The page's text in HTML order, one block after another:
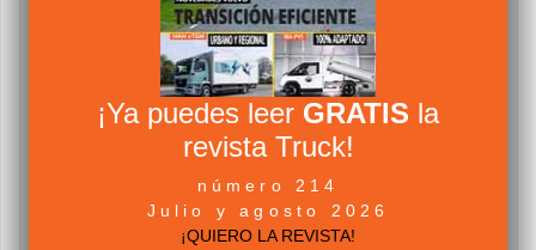
¡Ya puedes leer GRATIS la
revista Truck!
número 214
Julio y agosto 2026
¡QUIERO LA REVISTA!